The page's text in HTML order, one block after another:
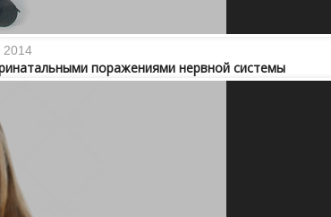
2014
поражениями нервной системы